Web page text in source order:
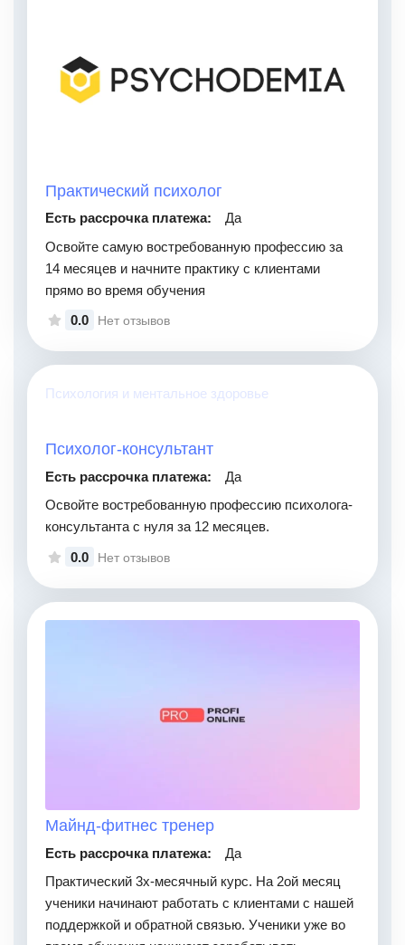
Практический психолог
Есть рассрочка платежа:
Да
Освойте самую востребованную профессию за
14 месяцев и начните практику с клиентами
прямо во время обучения
0.0
Нет отзывов
Психология и ментальное здоровье
Психолог-консультант
Есть рассрочка платежа:
Да
Освойте востребованную профессию психолога-
консультанта с нуля за 12 месяцев.
0.0
Нет отзывов
Майнд-фитнес тренер
Есть рассрочка платежа:
Да
Практический 3х-месячный курс. На 2ой месяц
ученики начинают работать с клиентами с нашей
поддержкой и обратной связью. Ученики уже во